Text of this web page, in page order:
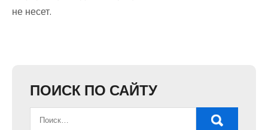
не несет.
ПОИСК ПО САЙТУ